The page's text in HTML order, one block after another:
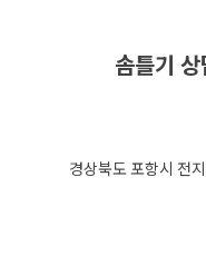
솜틀기
경상북도 포항시 전